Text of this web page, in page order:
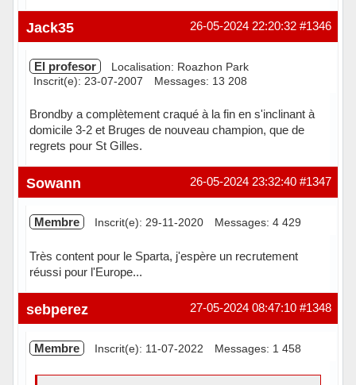
#1346
26-05-2024 22:20:32
Jack35
El profesor
Localisation: Roazhon Park
Inscrit(e): 23-07-2007
Messages: 13 208
Brondby a complètement craqué à la fin en s'inclinant à
domicile 3-2 et Bruges de nouveau champion, que de
regrets pour St Gilles.
Hors ligne #1347
26-05-2024 23:32:40
Sowann
Membre Inscrit(e): 29-11-2020 Messages: 4 429
Très content pour le Sparta, j'espère un recrutement
réussi pour l'Europe...
Hors ligne #1348
27-05-2024 08:47:10
sebperez
Membre Inscrit(e): 11-07-2022 Messages: 1 458